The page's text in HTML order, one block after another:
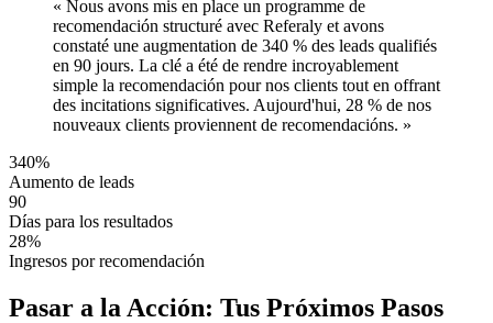
« Nous avons mis en place un programme de
recomendación structuré avec Referaly et avons
constaté une augmentation de 340 % des leads qualifiés
en 90 jours. La clé a été de rendre incroyablement
simple la recomendación pour nos clients tout en offrant
des incitations significatives. Aujourd'hui, 28 % de nos
nouveaux clients proviennent de recomendacións. »
340%
Aumento de leads
90
Días para los resultados
28%
Ingresos por recomendación
Pasar a la Acción: Tus Próximos Pasos